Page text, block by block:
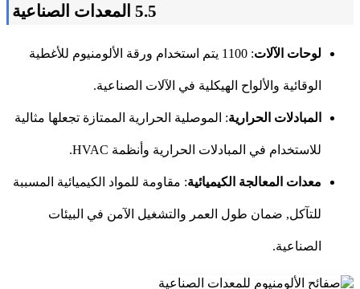
5.5 المعدات الصناعية
لوحات الآلات : 1100 يتم استخدام ورقة الألومنيوم للأغطية
الوقائية والألواح الهيكلية في الآلات الصناعية.
المبادلات الحرارية: الموصلية الحرارية الممتازة تجعلها مثالية
للاستخدام في المبادلات الحرارية وأنظمة HVAC.
معدات المعالجة الكيميائية: مقاومة للمواد الكيميائية المسببة
للتآكل, ضمان طول العمر والتشغيل الآمن في البيئات
الصناعية.